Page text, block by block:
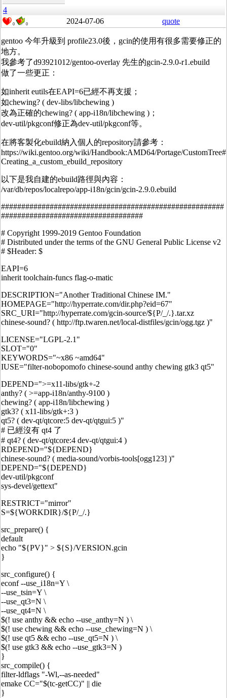
4
0 0 2024-07-06 quote
gentoo 今年升級到 profile23.0後，gcin的使用有很多需要修正的
地方。
我參考了d93921012/gentoo-overlay 先生的gcin-2.9.0-r1.ebuild
做了一些更正：
如inherit eutils在EAPI=6已經不再支援；
如chewing? ( dev-libs/libchewing )
改為正確的chewing? ( app-i18n/libchewing )；
dev-util/pkgconf修正為dev-util/pkgconf等。
在將客製化ebuild納入個人的repository請參考：
https://wiki.gentoo.org/wiki/Handbook:AMD64/Portage/CustomTree#
Creating_a_custom_ebuild_repository
以下是我自建的ebuild路徑與內容：
/var/db/repos/localrepo/app-i18n/gcin/gcin-2.9.0.ebuild
#######################################################
###################################
# Copyright 1999-2019 Gentoo Foundation
# Distributed under the terms of the GNU General Public License v2
# $Header: $
EAPI=6
inherit toolchain-funcs flag-o-matic
DESCRIPTION="Another Traditional Chinese IM."
HOMEPAGE="http://hyperrate.com/dir.php?eid=67"
SRC_URI="http://hyperrate.com/gcin-source/${P/_/.}.tar.xz
chinese-sound? ( http://ftp.twaren.net/local-distfiles/gcin/ogg.tgz )"
LICENSE="LGPL-2.1"
SLOT="0"
KEYWORDS="~x86 ~amd64"
IUSE="filter-nobopomofo chinese-sound anthy chewing gtk3 qt5"
DEPEND=">=x11-libs/gtk+-2
anthy? ( >=app-i18n/anthy-9100 )
chewing? ( app-i18n/libchewing )
gtk3? ( x11-libs/gtk+:3 )
qt5? ( dev-qt/qtcore:5 dev-qt/qtgui:5 )"
# 已經沒有 qt4 了
# qt4? ( dev-qt/qtcore:4 dev-qt/qtgui:4 )
RDEPEND="${DEPEND}
chinese-sound? ( media-sound/vorbis-tools[ogg123] )"
DEPEND="${DEPEND}
dev-util/pkgconf
sys-devel/gettext"
RESTRICT="mirror"
S=${WORKDIR}/${P/_/.}
src_prepare() {
default
echo "${PV}" > ${S}/VERSION.gcin
}
src_configure() {
econf --use_i18n=Y \
--use_tsin=Y \
--use_qt3=N \
--use_qt4=N \
$(! use anthy && echo --use_anthy=N ) \
$(! use chewing && echo --use_chewing=N ) \
$(! use qt5 && echo --use_qt5=N ) \
$(! use gtk3 && echo --use_gtk3=N )
}
src_compile() {
filter-ldflags "-Wl,--as-needed"
emake CC="$(tc-getCC)" || die
}